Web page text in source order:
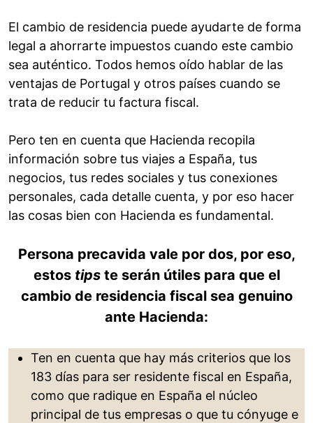
El cambio de residencia puede ayudarte de forma
legal a ahorrarte impuestos cuando este cambio
sea auténtico. Todos hemos oído hablar de las
ventajas de Portugal y otros países cuando se
trata de reducir tu factura fiscal.
Pero ten en cuenta que Hacienda recopila
información sobre tus viajes a España, tus
negocios, tus redes sociales y tus conexiones
personales, cada detalle cuenta, y por eso hacer
las cosas bien con Hacienda es fundamental.
Persona precavida vale por dos, por eso,
estos tipste serán útiles para que el
cambio de residencia fiscal sea genuino
ante Hacienda:
Ten en cuenta que hay más criterios que los
183 días para ser residente fiscal en España,
como que radique en España el núcleo
principal de tus empresas o que tu cónyuge e